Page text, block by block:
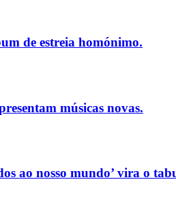
de estreia homónimo.
músicas novas.
ao nosso mundo’ vira o